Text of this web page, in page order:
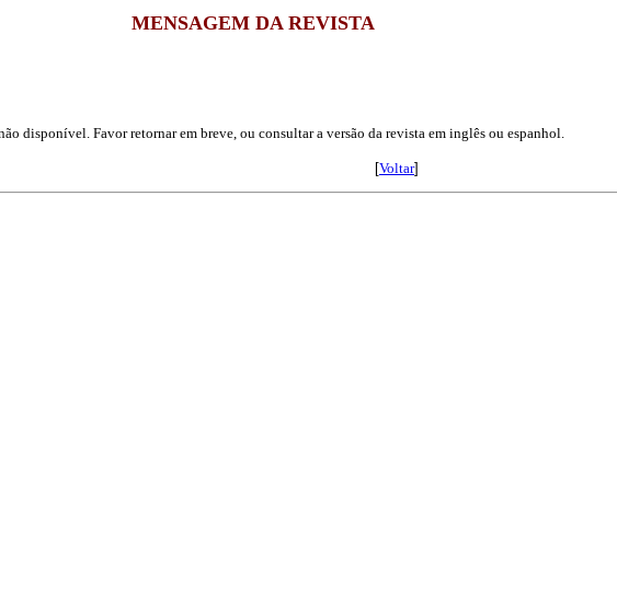
MENSAGEM DA REVISTA
disponível. Favor retornar em breve, ou consultar a versão da revista em inglês ou espanhol.
[Voltar]